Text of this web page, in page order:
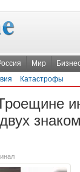
Мир
Катастрофы